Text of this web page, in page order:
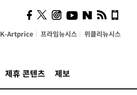
K-Artprice 프라임뉴시스 위클리뉴시스
제휴 콘텐츠 제보
시, 스마트폰 액세서리에
NFC 더했다